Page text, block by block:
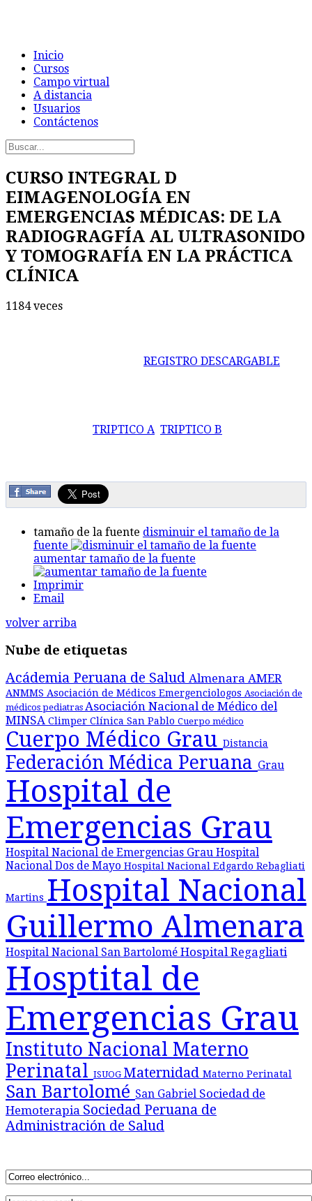
Inicio
Cursos
Campo virtual
A distancia
Usuarios
Contáctenos
CURSO INTEGRAL D
EIMAGENOLOGÍA EN
EMERGENCIAS MÉDICAS: DE LA
RADIOGRAGFÍA AL ULTRASONIDO
Y TOMOGRAFÍA EN LA PRÁCTICA
CLÍNICA
1184 veces
REGISTRO DESCARGABLE
TRIPTICO A TRIPTICO B
tamaño de la fuente disminuir el tamaño de la
fuente
aumentar tamaño de la fuente
Imprimir
Email
volver arriba
Nube de etiquetas
Acádemia Peruana de Salud Almenara AMER
ANMMS Asociación de Médicos Emergenciologos Asociación de
médicos pediatras Asociación Nacional de Médico del
MINSA Climper Clínica San Pablo Cuerpo médico
Cuerpo Médico Grau Distancia
Federación Médica Peruana Grau
Hospital de
Emergencias Grau
Hospital Nacional de Emergencias Grau Hospital
Nacional Dos de Mayo Hospital Nacional Edgardo Rebagliati
Martins Hospital Nacional
Guillermo Almenara
Hospital Nacional San Bartolomé Hospital Regagliati
Hosptital de
Emergencias Grau
Instituto Nacional Materno
Perinatal ISUOG Maternidad Materno Perinatal
San Bartolomé San Gabriel Sociedad de
Hemoterapia Sociedad Peruana de
Administración de Salud